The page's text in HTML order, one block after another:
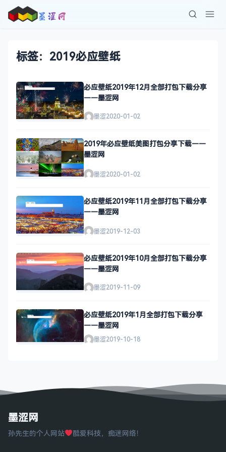
标签：2019必应壁纸
必应壁纸2019年12月全部打包下载分享
——墨涩网
墨涩2020-01-02
2019年必应壁纸美图打包分享下载——
墨涩网
墨涩2020-01-02
必应壁纸2019年11月全部打包下载分享
——墨涩网
墨涩2019-12-03
必应壁纸2019年10月全部打包下载分享
——墨涩网
墨涩2019-11-09
必应壁纸2019年1月全部打包下载分享
——墨涩网
墨涩2019-10-18
墨涩网
孙先生的个人网站 酷爱科技，痴迷网络！